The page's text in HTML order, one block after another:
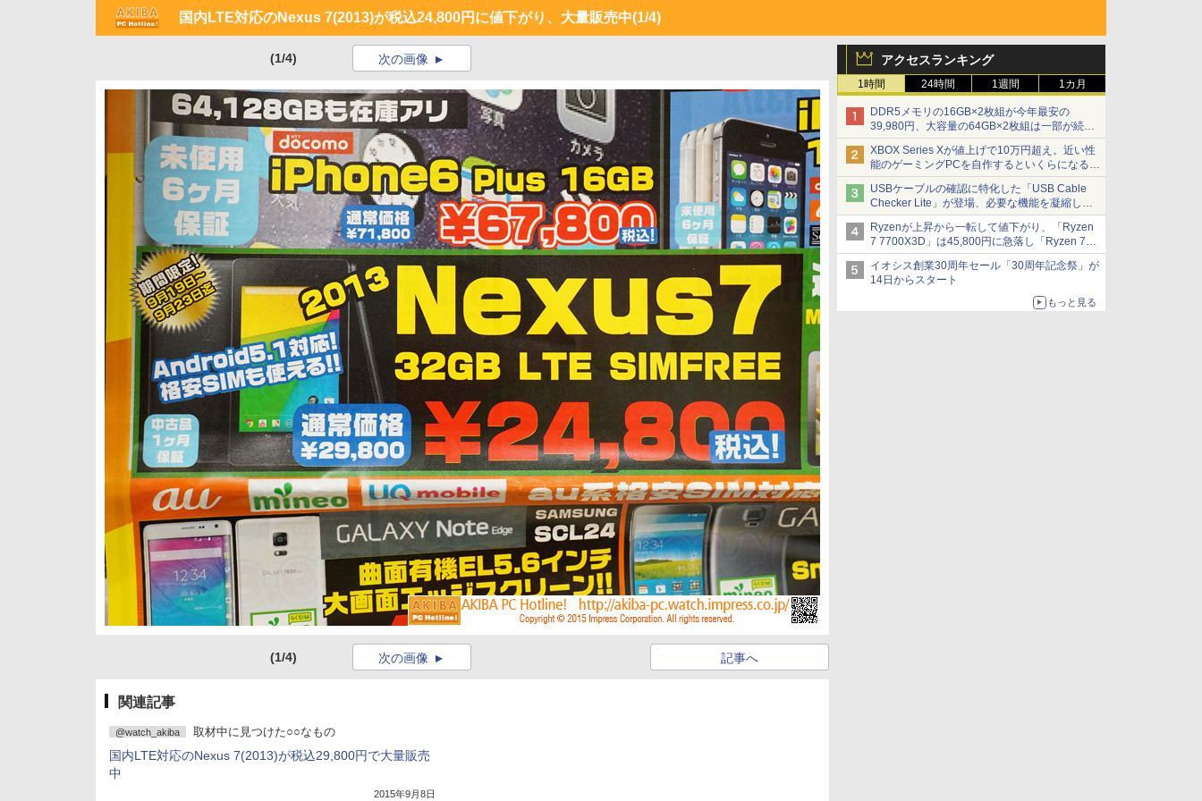
国内LTE対応のNexus 7(2013)が税込24,800円に値下がり、大量販売中(1/4)
アクセスランキング
1時間 24時間 1週間 1カ月
DDR5メモリの16GB×2枚組が今年最安の
39,980円、大容量の64GB×2枚組は一部が続騰
[8月前半のメモリ価格]
XBOX Series Xが値上げで10万円超え。近い性
能のゲーミングPCを自作するといくらになる？
【石田賀津男の『酒の肴にPCゲーム』】
USBケーブルの確認に特化した「USB Cable
Checker Lite」が登場、必要な機能を凝縮しコ
ンパクトに 7日発売
Ryzenが上昇から一転して値下がり、「Ryzen
7 7700X3D」は45,800円に急落し「Ryzen 7
7800X3D」との価格逆転解消 [8月前半のCPU
価格]
イオシス創業30周年セール「30周年記念祭」が
14日からスタート
もっと見る
(1/4) 次の画像
(1/4) 記事へ
次の画像
関連記事
@watch_akiba 取材中に見つけた○○なもの
国内LTE対応のNexus 7(2013)が税込29,800円で大量販売
中
2015年9月8日